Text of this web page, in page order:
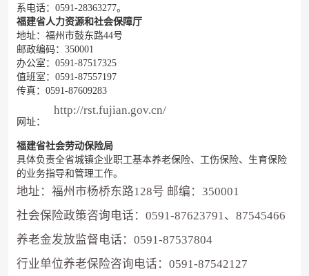
系电话：0591-28363277。
福建省人力资源和社会保障厅
地址：福州市鼓东路44号
邮政编码：350001
办公室：0591-87517325
值班室：0591-87557197
传真：0591-87609283
网址：
http://rst.fujian.gov.cn/
福建省社会劳动保险局
具体负责全省城镇企业职工基本养老保险、工伤保险、生育保险
的业务指导和管理工作。
地址：福州市杨桥东路128号 邮编：350001
社会保险政策咨询电话：0591-87623791、87545466
养老金发放监督电话：0591-87537804
行业单位养老保险咨询电话：0591-87542127